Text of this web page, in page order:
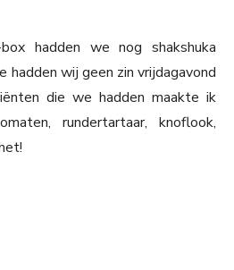
hadden we nog shakshuka
hadden wij geen zin vrijdagavond
die we hadden maakte ik
rundertartaar, knoflook,